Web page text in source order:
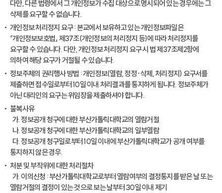
다만, 다른 법령에서 그 개인정보가 수집 대상으로 명시되어 있는 경우에는 그
삭제를 요구할 수 없습니다.
개인정보 처리정지 요구 : 본교에서 보유하고 있는 개인정보파일은
「개인정보보호법」 제37조(개인정보의 처리정지 등)에 따라 처리정지를
요구할 수 있습니다. 다만, 개인정보 처리정지 요구 시 법 제37조제2항에
의하여 해당 요구가 거절될 수 있습니다.
정보주체의 권리행사 방법 : 개인정보(열람, 정정·삭제, 처리정지) 요구서를
제출하면 접수일로부터 10일 이내 처리결과를 통지하게 됩니다. 정보주체가
아닌 대리인의 요구는 위임장을 제출하셔야 합니다.
불복사유
가. 정보공개 청구에 대한 부산가톨릭대학교의 열람거절
나. 정보공개 청구에 대한 부산가톨릭대학교의 일부열람
다. 정보공개 청구일로부터 10일 이내에 부산가톨릭대학교가 공개 여부를
통지하지 않은 경우.
처분 및 부작위에 대한 처리절차
가. 이의신청 : 부산가톨릭대학교로부터 열람여부의 결정통지를 받은 날 또는
열람거절의 결정이 있는 것으로 보는 날부터 30일 이내 제기